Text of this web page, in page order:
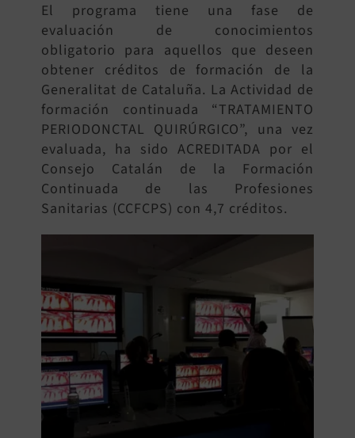
El programa tiene una fase de
evaluación de conocimientos
obligatorio para aquellos que deseen
obtener créditos de formación de la
Generalitat de Cataluña. La Actividad de
formación continuada “TRATAMIENTO
PERIODONCTAL QUIRÚRGICO”, una vez
evaluada, ha sido ACREDITADA por el
Consejo Catalán de la Formación
Continuada de las Profesiones
Sanitarias (CCFCPS) con 4,7 créditos.